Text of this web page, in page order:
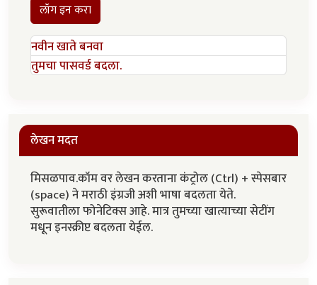
लॉग इन करा
नवीन खाते बनवा
तुमचा पासवर्ड बदला.
लेखन मदत
मिसळपाव.कॉम वर लेखन करताना कंट्रोल (Ctrl) + स्पेसबार
(space) ने मराठी इंग्रजी अशी भाषा बदलता येते.
सुरूवातीला फोनेटिक्स आहे. मात्र तुमच्या खात्याच्या सेटींग
मधून इनस्क्रीप्ट बदलता येईल.